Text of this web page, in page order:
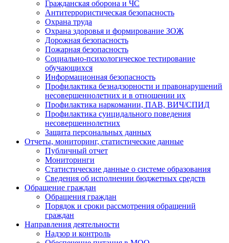
Гражданская оборона и ЧС
Антитеррористическая безопасность
Охрана труда
Охрана здоровья и формирование ЗОЖ
Дорожная безопасность
Пожарная безопасность
Социально-психологическое тестирование
обучающихся
Информационная безопасность
Профилактика безнадзорности и правонарушений
несовершеннолетних и в отношении их
Профилактика наркомании, ПАВ, ВИЧ/СПИД
Профилактика суицидального поведения
несовершеннолетних
Защита персональных данных
Отчеты, мониторинг, статистические данные
Публичный отчет
Мониторинги
Статистические данные о системе образования
Сведения об исполнении бюджетных средств
Обращение граждан
Обращения граждан
Порядок и сроки рассмотрения обращений
граждан
Направления деятельности
Надзор и контроль